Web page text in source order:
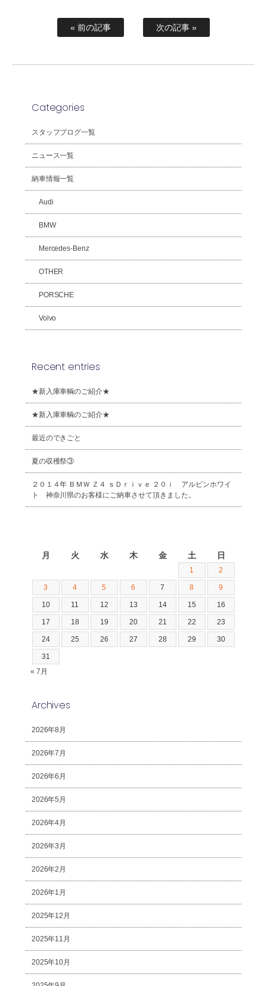
« 前の記事 次の記事 »
Categories
スタッフブログ一覧
ニュース一覧
納車情報一覧
Audi
BMW
Mercedes-Benz
OTHER
PORSCHE
Volvo
Recent entries
★新入庫車輌のご紹介★
★新入庫車輌のご紹介★
最近のできごと
夏の収穫祭③
２０１４年 ＢＭＷ Ｚ４ ｓＤｒｉｖｅ ２０ｉ アルピンホワイ
ト 神奈川県のお客様にご納車させて頂きました。
月 火 水 木 金 土 日
1 2
3 4 5 6 7 8 9
10 11 12 13 14 15 16
17 18 19 20 21 22 23
24 25 26 27 28 29 30
31
« 7月
Archives
2026年8月
2026年7月
2026年6月
2026年5月
2026年4月
2026年3月
2026年2月
2026年1月
2025年12月
2025年11月
2025年10月